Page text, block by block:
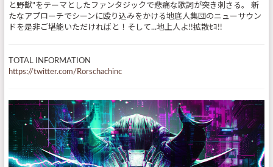
と野獣"をテーマとしたファンタジックで悲痛な歌詞が突き刺さる。 新
たなアプローチでシーンに殴り込みをかける地底人集団のニューサウン
ドを是非ご堪能いただければと！そして...地上人よ!!拡散ｾﾖ!!
TOTAL INFORMATION
https://twitter.com/Rorschachinc